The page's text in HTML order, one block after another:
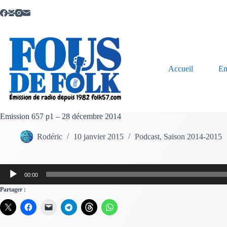
au
Accueil
Emission 657 p1 – 28 décembre 2014
Rodéric 10 janvier 2015 Podcast, Saison 2014-2015
Lecteur
audio
00:00
Partager :